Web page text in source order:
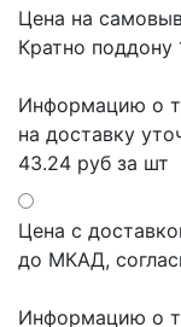
Цена на
Кратно поддону
Информацию о
на доставку
43.24 руб за шт
Цена с
до МКАД,
Информацию о